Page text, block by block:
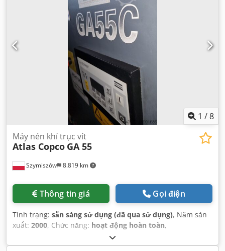
1 /8
Szymiszów 8.819 km
Máy nén khí trục vít
Atlas Copco GA 55
Thông tin giá Gọi điện
Tình trạng: sẵn sàng sử dụng (đã qua sử dụng), Năm sản
xuất: 2000, Chức năng: hoạt động hoàn toàn,